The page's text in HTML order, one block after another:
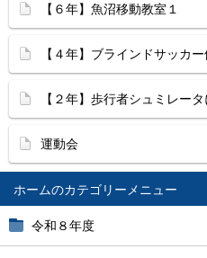
ホーム
令和８年度
【６年】魚沼移動教室１
【４年】ブラインドサッカ
【２年】歩行者シュミレー
運動会